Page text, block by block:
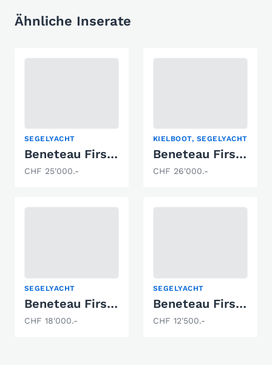
Ähnliche Inserate
SEGELYACHT
Beneteau First 20
CHF 25'000.-
KIELBOOT, SEGELYACHT
Beneteau First 20
CHF 26'000.-
SEGELYACHT
Beneteau First 32
CHF 18'000.-
SEGELYACHT
Beneteau First 30
CHF 12'500.-